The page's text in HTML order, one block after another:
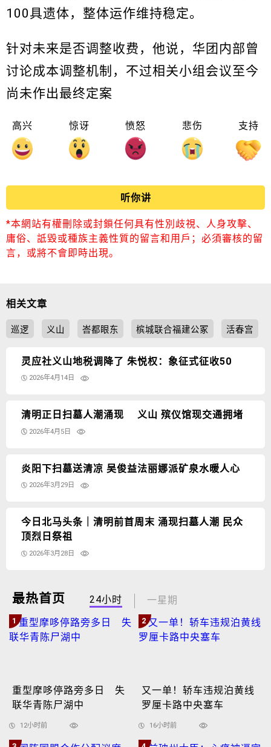
100具遗体，整体运作维持稳定。
针对未来是否调整收费，他说，华团内部曾
讨论成本调整机制，不过相关小组会议至今
尚未作出最终定案
高兴 惊讶 愤怒 悲伤 支持
听你讲
*本網站有權刪除或封鎖任何具有性別歧視、人身攻擊、
庸俗、詆毀或種族主義性質的留言和用戶；必須審核的留
言，或將不會即時出現。
相关文章
巡逻 义山 峇都眼东 槟城联合福建公冢 活春宫
灵应社义山地税调降了 朱悦权：象征式征收50
2026年4月14日
清明正日扫墓人潮涌现 义山 殡仪馆现交通拥堵
2026年4月5日
炎阳下扫墓送清凉 吴俊益法丽娜派矿泉水暖人心
2026年3月29日
今日北马头条｜清明前首周末 涌现扫墓人潮 民众
顶烈日祭祖
2026年3月28日
最热首页 24小时 一星期
1
重型摩哆停路旁多日 失
联华青陈尸湖中
12小时前
2
又一单！轿车违规泊黄线
罗厘卡路中央塞车
16小时前